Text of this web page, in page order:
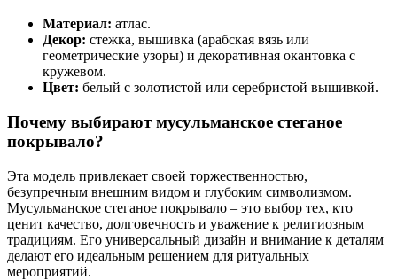
Материал: атлас.
Декор: стежка, вышивка (арабская вязь или
геометрические узоры) и декоративная окантовка с
кружевом.
Цвет: белый с золотистой или серебристой вышивкой.
Почему выбирают мусульманское стеганое
покрывало?
Эта модель привлекает своей торжественностью,
безупречным внешним видом и глубоким символизмом.
Мусульманское стеганое покрывало – это выбор тех, кто
ценит качество, долговечность и уважение к религиозным
традициям. Его универсальный дизайн и внимание к деталям
делают его идеальным решением для ритуальных
мероприятий.